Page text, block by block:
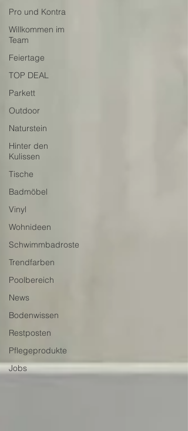
Pro und Kontra
Willkommen im
Team
Feiertage
TOP DEAL
Parkett
Outdoor
Naturstein
Hinter den
Kulissen
Tische
Badmöbel
Vinyl
Wohnideen
Schwimmbadroste
Trendfarben
Poolbereich
News
Bodenwissen
Restposten
Pflegeprodukte
Jobs